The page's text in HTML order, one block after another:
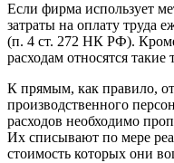
Если фирма использует
затраты на оплату труда
(п. 4 ст. 272 НК РФ).
расходам относятся
К прямым, как правило,
производственного
расходов необходимо
Их списывают по мере
стоимость которых они